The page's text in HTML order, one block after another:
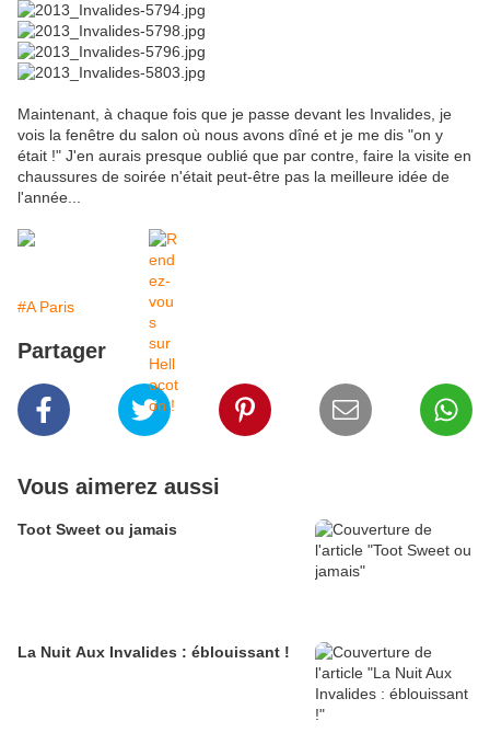
Maintenant, à chaque fois que je passe devant les Invalides, je
vois la fenêtre du salon où nous avons dîné et je me dis "on y
était !" J'en aurais presque oublié que par contre, faire la visite en
chaussures de soirée n'était peut-être pas la meilleure idée de
l'année...
#A Paris
Partager
Vous aimerez aussi
Toot Sweet ou jamais
La Nuit Aux Invalides : éblouissant !